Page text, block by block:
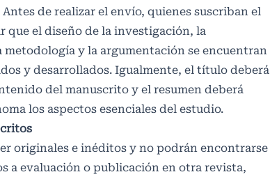
de realizar el envío, quienes suscriban el
que el diseño de la investigación, la
y la argumentación se encuentran
y desarrollados. Igualmente, el título deberá
del manuscrito y el resumen deberá
los aspectos esenciales del estudio.
originales e inéditos y no podrán encontrarse
a evaluación o publicación en otra revista,